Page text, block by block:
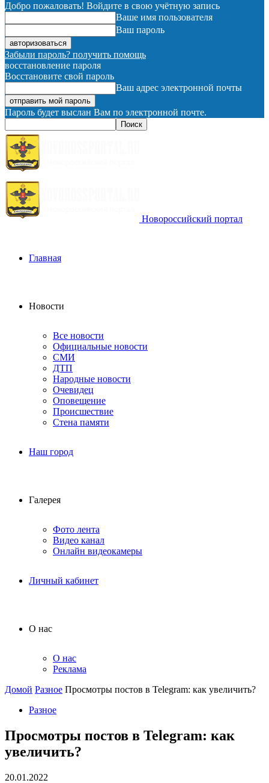
Добро пожаловать! Войдите в свою учётную запись
Ваше имя пользователя
Ваш пароль
Забыли пароль? получить помощь
восстановление пароля
Восстановите свой пароль
Ваш адрес электронной почты
Пароль будет выслан Вам по электронной почте.
Новороссийский портал
Главная
Новости
Все новости
Официальные новости
СМИ
ДТП
Народные новости
Очевидец
Оповещение
Происшествие
Стена памяти
Наш город
Галерея
Фото лента
Видео канал
Онлайн видеокамеры
Личный кабинет
О нас
О нас
Реклама
Домой Разное Просмотры постов в Telegram: как увеличить?
Разное
Просмотры постов в Telegram: как
увеличить?
20.01.2022